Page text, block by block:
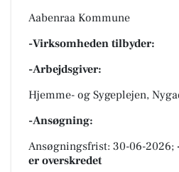
Aabenraa Kommune
-Virksomheden tilbyder:
-Arbejdsgiver:
Hjemme- og Sygeplejen,
-Ansøgning:
Ansøgningsfrist: 30-06-2026;
er overskredet